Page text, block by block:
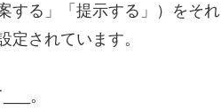
する」「提示する」）をそ
定されています。
。